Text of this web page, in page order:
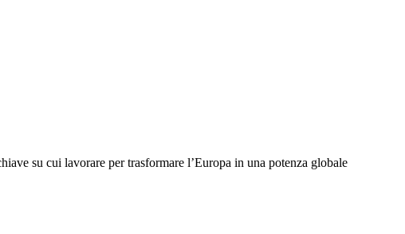
su cui lavorare per trasformare l’Europa in una potenza globale